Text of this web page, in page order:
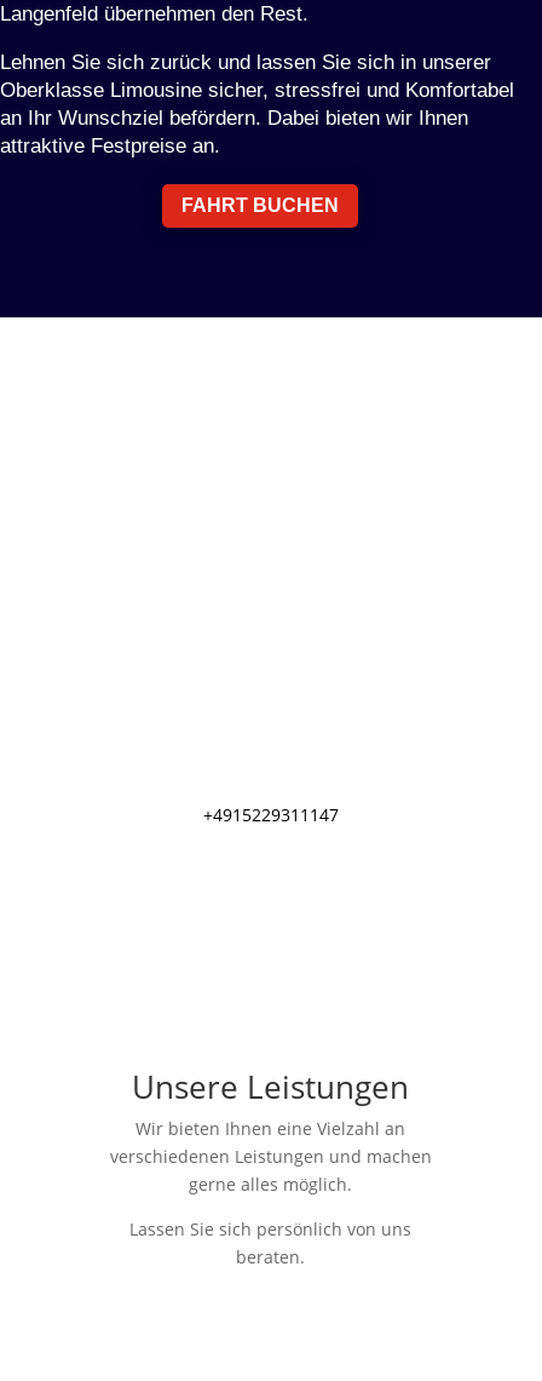
Langenfeld übernehmen den Rest.
Lehnen Sie sich zurück und lassen Sie sich in unserer
Oberklasse Limousine sicher, stressfrei und Komfortabel
an Ihr Wunschziel befördern. Dabei bieten wir Ihnen
attraktive Festpreise an.
FAHRT BUCHEN
+4915229311147
Unsere Leistungen
Wir bieten Ihnen eine Vielzahl an
verschiedenen Leistungen und machen
gerne alles möglich.
Lassen Sie sich persönlich von uns
beraten.